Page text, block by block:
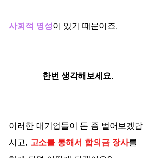
사회적 명성이 있기 때문이죠.
한번 생각해보세요.
이러한 대기업들이 돈 좀 벌어보겠답
시고, 고소를 통해서 합의금 장사를